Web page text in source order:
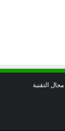
التقنية